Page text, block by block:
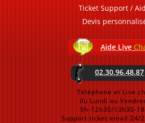
Ticket Support /
Devis
Aide Live
02.30.96.48.87
Téléphone et Live
du Lundi au
9h-12h30/13h30-
Support ticket email 24/